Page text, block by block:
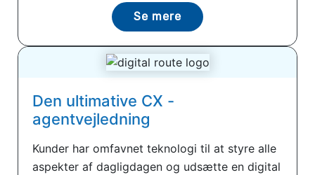
Se mere
Den ultimative CX -
agentvejledning
Kunder har omfavnet teknologi til at styre alle
aspekter af dagligdagen og udsætte en digital